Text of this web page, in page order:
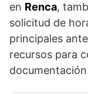
en Renca,
solicitud de
principales
recursos para